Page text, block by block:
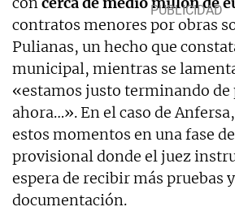
contratos menores por obras
Pulianas, un hecho que
municipal, mientras se
«estamos justo terminando de
ahora…». En el caso de
estos momentos en una fase
provisional donde el juez
espera de recibir más pruebas y
documentación.